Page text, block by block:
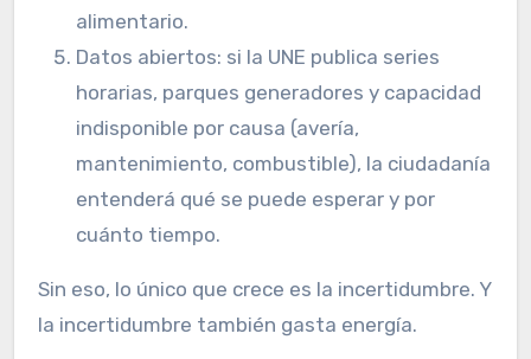
alimentario.
Datos abiertos: si la UNE publica series
horarias, parques generadores y capacidad
indisponible por causa (avería,
mantenimiento, combustible), la ciudadanía
entenderá qué se puede esperar y por
cuánto tiempo.
Sin eso, lo único que crece es la incertidumbre. Y
la incertidumbre también gasta energía.